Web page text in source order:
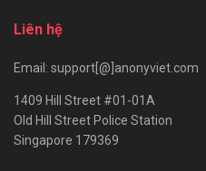
Liên hệ
Email: support[@]anonyviet.com
1409 Hill Street #01-01A
Old Hill Street Police Station
Singapore 179369